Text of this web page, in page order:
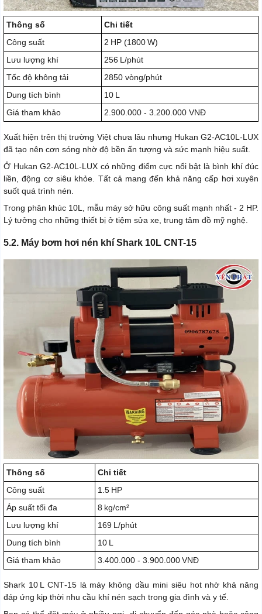
Thông số
Chi tiết
Công suất
2 HP (1800 W)
Lưu lượng khí
256 L/phút
Tốc độ không tải
2850 vòng/phút
Dung tích bình
10 L
Giá tham khảo
2.900.000 - 3.200.000 VNĐ
Xuất hiện trên thị trường Việt chưa lâu nhưng Hukan G2-AC10L-LUX
đã tạo nên cơn sóng nhờ độ bền ấn tượng và sức mạnh hiệu suất.
Ở Hukan G2-AC10L-LUX có những điểm cực nổi bật là bình khí đúc
liền, động cơ siêu khỏe. Tất cả mang đến khả năng cấp hơi xuyên
suốt quá trình nén.
Trong phân khúc 10L, mẫu máy sở hữu công suất mạnh nhất - 2 HP.
Lý tưởng cho những thiết bị ở tiệm sửa xe, trung tâm đồ mỹ nghệ.
5.2. Máy bơm hơi nén khí Shark 10L CNT-15
Thông số
Chi tiết
Công suất
1.5 HP
Áp suất tối đa
8 kg/cm²
Lưu lượng khí
169 L/phút
Dung tích bình
10 L
Giá tham khảo
3.400.000 - 3.900.000 VNĐ
Shark 10 L CNT‑15 là máy không dầu mini siêu hot nhờ khả năng
đáp ứng kịp thời nhu cầu khí nén sạch trong gia đình và y tế.